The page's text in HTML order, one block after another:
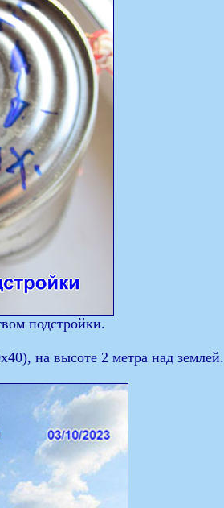
подстройки.
на высоте 2 метра над землей.